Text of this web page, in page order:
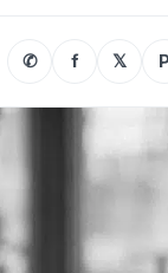
✆ f 𝕏